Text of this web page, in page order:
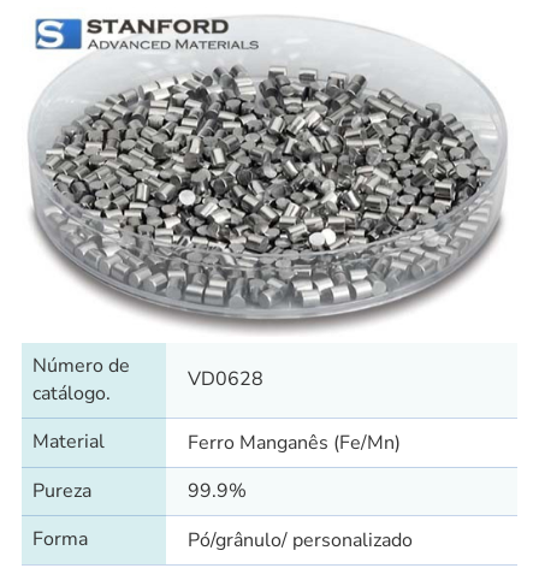
Número de
catálogo.
VD0628
Material
Ferro Manganês (Fe/Mn)
Pureza
99.9%
Forma
Pó/grânulo/ personalizado